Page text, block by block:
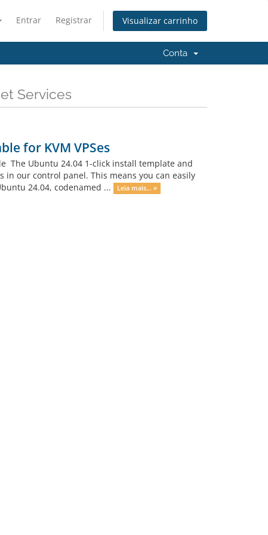
Entrar Registrar Visualizar carrinho
Conta
Services
for KVM VPSes
The Ubuntu 24.04 1-click install template and
in our control panel. This means you can easily
24.04, codenamed ...
Leia mais... »